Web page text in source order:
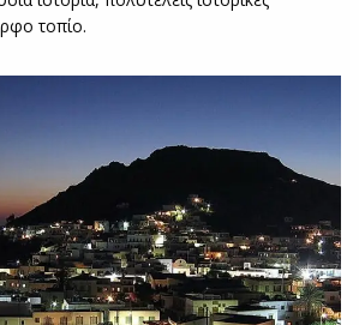
τοπίο.